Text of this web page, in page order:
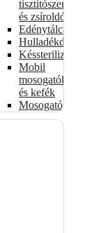
tisztítószerek
és zsíroldók
Edénytálcák
Hulladékdarálók
Késsterilizátorok
Mobil
mosogatók
és kefék
Mosogatógépkosarak